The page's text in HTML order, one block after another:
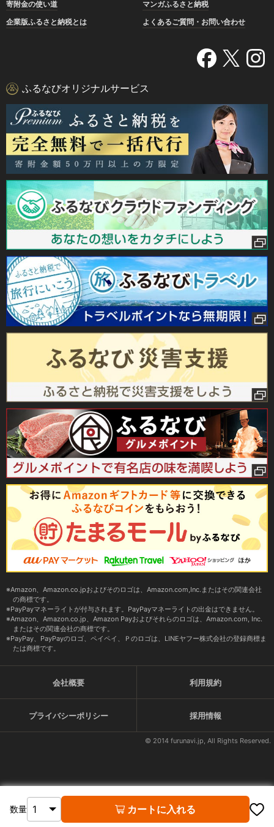
数量 カートに入れる
寄附金の使い道
マンガふるさと納税
企業版ふるさと納税とは
よくあるご質問・お問い合わせ
ふるなびオリジナルサービス
Amazon、Amazon.co.jpおよびそのロゴは、Amazon.com,Inc.またはその関連会社
の商標です。
PayPayマネーライトが付与されます。PayPayマネーライトの出金はできません。
Amazon、Amazon.co.jp、Amazon Payおよびそれらのロゴは、Amazon.com, Inc.
またはその関連会社の商標です。
PayPay、PayPayのロゴ、ペイペイ、Ｐのロゴは、LINEヤフー株式会社の登録商標ま
たは商標です。
会社概要 利用規約
プライバシーポリシー 採用情報
© 2014 furunavi.jp, All Rights Reserved.